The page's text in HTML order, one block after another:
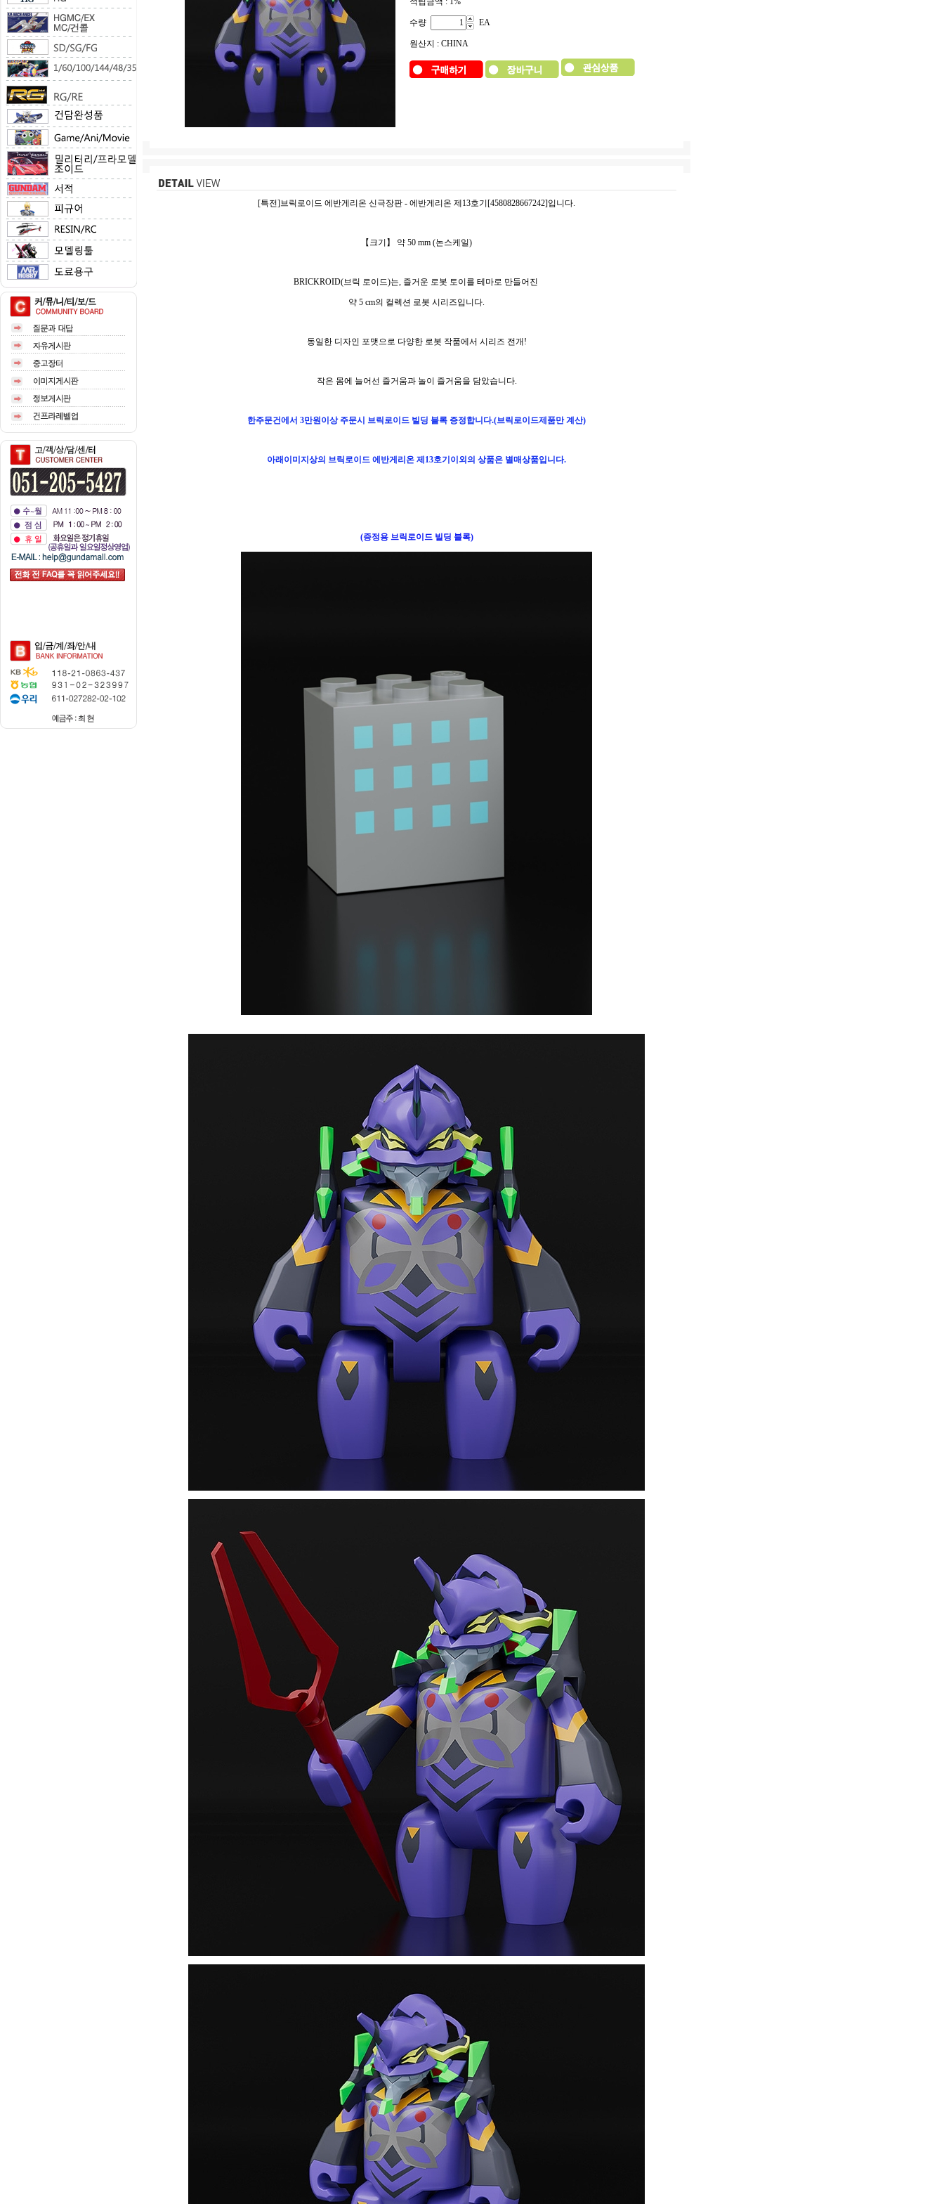
수량 EA
원산지 : CHINA
[특전]브릭로이드 에반게리온 신극장판 - 에반게리온 제13호기[4580828667242]입니다.
【크기】 약 50 mm (논스케일)
BRICKROID(브릭 로이드)는, 즐거운 로봇 토이를 테마로 만들어진
약 5 cm의 컬렉션 로봇 시리즈입니다.
동일한 디자인 포맷으로 다양한 로봇 작품에서 시리즈 전개!
작은 몸에 늘어선 즐거움과 놀이 즐거움을 담았습니다.
한주문건에서 3만원이상 주문시 브릭로이드 빌딩 블록 증정합니다.(브릭로이드제품만 계산)
아래이미지상의 브릭로이드 에반게리온 제13호기이외의 상품은 별매상품입니다.
(증정용 브릭로이드 빌딩 블록)